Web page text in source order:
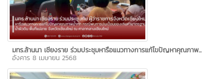
มทร.ล้านนา เชียงราย ร่วมประชุมหารือแนวทางการแก้ไขปัญหาคุณภาพ...
อังคาร 8 เมษายน 2568